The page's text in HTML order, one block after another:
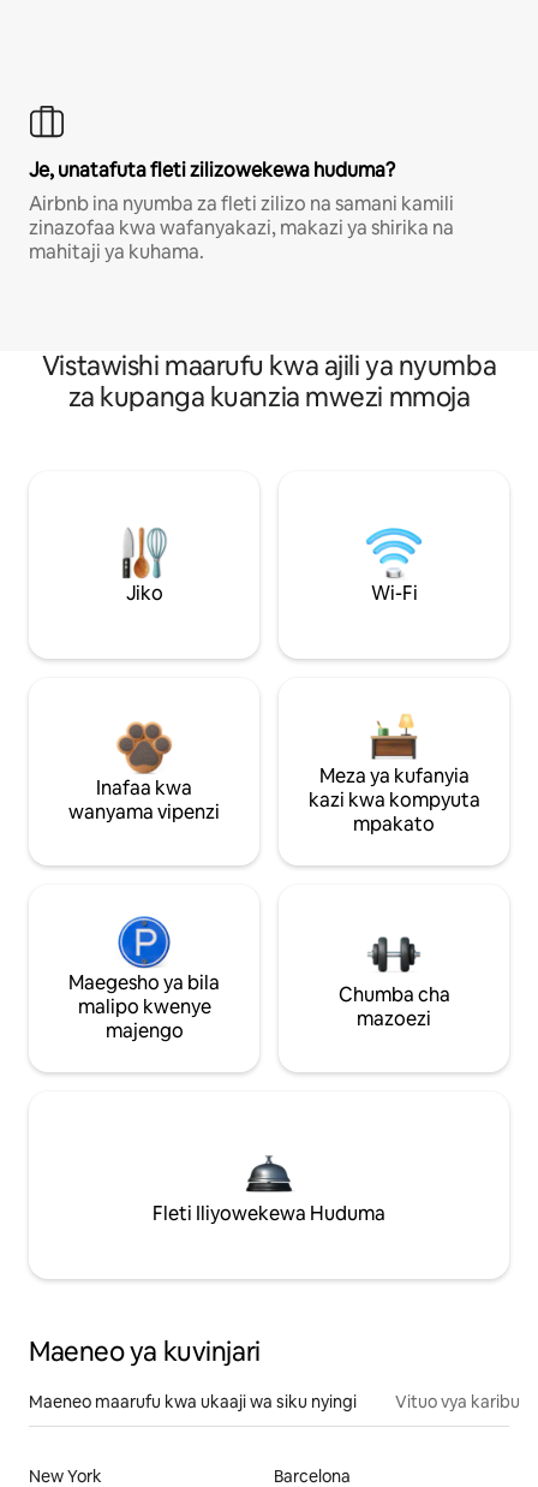
Je, unatafuta fleti zilizowekewa huduma?
Airbnb ina nyumba za fleti zilizo na samani kamili
zinazofaa kwa wafanyakazi, makazi ya shirika na
mahitaji ya kuhama.
Vistawishi maarufu kwa ajili ya nyumba
za kupanga kuanzia mwezi mmoja
Jiko Wi-Fi
Inafaa kwa
wanyama vipenzi
Meza ya kufanyia
kazi kwa kompyuta
mpakato
Maegesho ya bila
malipo kwenye
majengo
Chumba cha
mazoezi
Fleti Iliyowekewa Huduma
Maeneo ya kuvinjari
Maeneo maarufu kwa ukaaji wa siku nyingi Vituo vya karibu
New York Barcelona